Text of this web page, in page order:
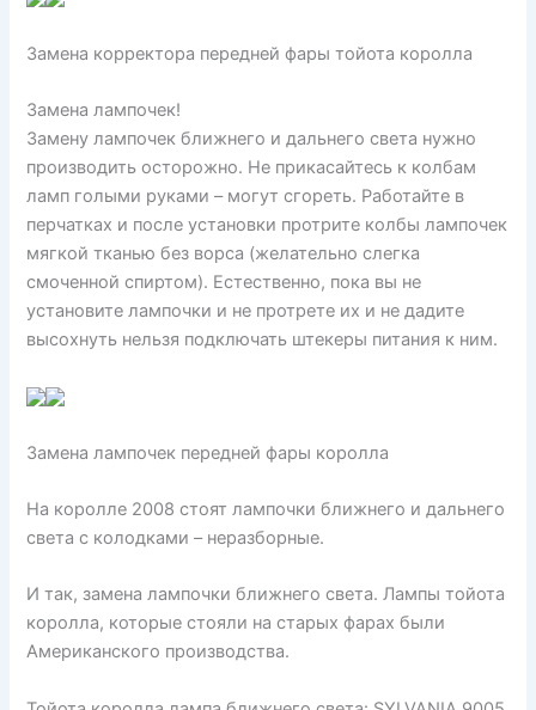
Замена корректора передней фары тойота королла
Замена лампочек!
Замену лампочек ближнего и дальнего света нужно
производить осторожно. Не прикасайтесь к колбам
ламп голыми руками – могут сгореть. Работайте в
перчатках и после установки протрите колбы лампочек
мягкой тканью без ворса (желательно слегка
смоченной спиртом). Естественно, пока вы не
установите лампочки и не протрете их и не дадите
высохнуть нельзя подключать штекеры питания к ним.
Замена лампочек передней фары королла
На королле 2008 стоят лампочки ближнего и дальнего
света с колодками – неразборные.
И так, замена лампочки ближнего света. Лампы тойота
королла, которые стояли на старых фарах были
Американского производства.